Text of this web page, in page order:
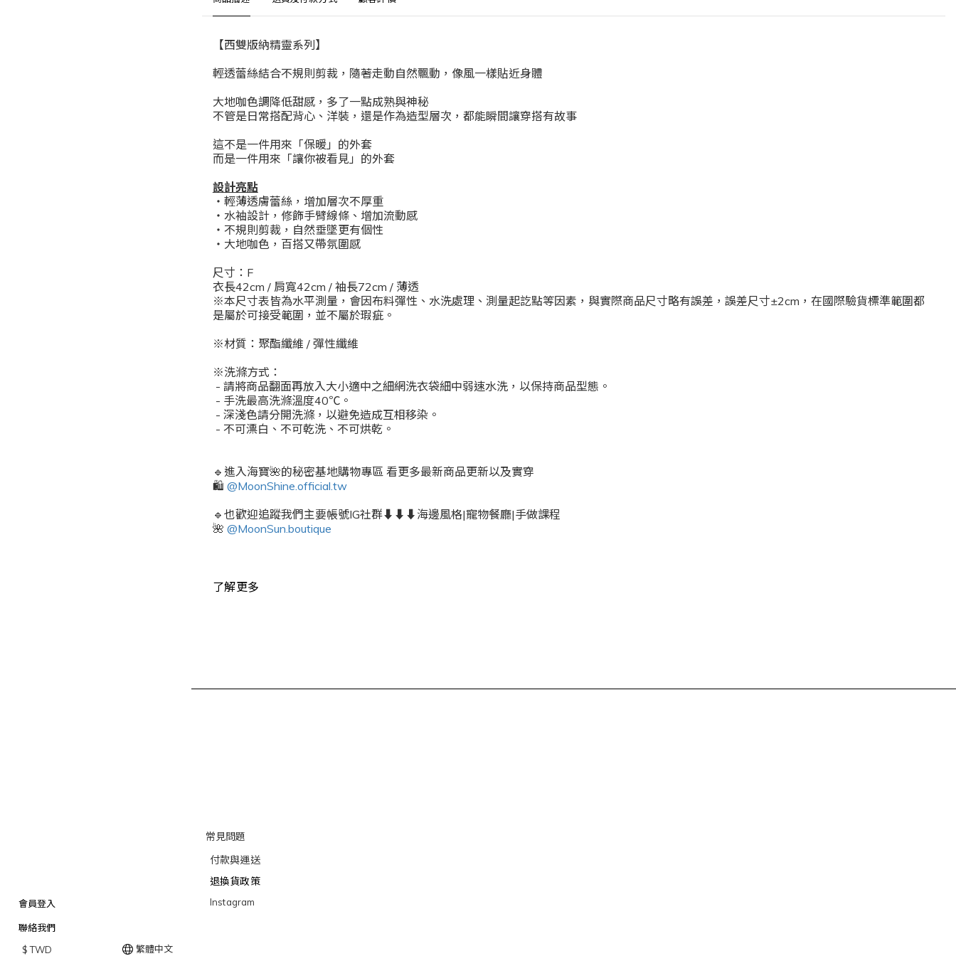
會員登入
聯絡我們
$ TWD 繁體中文
【西雙版納精靈系列】
輕透蕾絲結合不規則剪裁，隨著走動自然飄動，像風一樣貼近身體
大地咖色調降低甜感，多了一點成熟與神秘
不管是日常搭配背心、洋裝，還是作為造型層次，都能瞬間讓穿搭有故事
這不是一件用來「保暖」的外套
而是一件用來「讓你被看見」的外套
設計亮點
・輕薄透膚蕾絲，增加層次不厚重
・水袖設計，修飾手臂線條、增加流動感
・不規則剪裁，自然垂墜更有個性
・大地咖色，百搭又帶氛圍感
尺寸：F
衣長42cm / 肩寬42cm / 袖長72cm / 薄透
※本尺寸表皆為水平測量，會因布料彈性、水洗處理、測量起訖點等因素，與實際商品尺寸略有誤差，誤差尺寸±2cm，在國際驗貨標準範圍都
是屬於可接受範圍，並不屬於瑕疵。
※材質：聚酯纖維 / 彈性纖維
※洗滌方式：
- 請將商品翻面再放入大小適中之細網洗衣袋細中弱速水洗，以保持商品型態。
- 手洗最高洗滌溫度40℃。
- 深淺色請分開洗滌，以避免造成互相移染。
- 不可漂白、不可乾洗、不可烘乾。
🔹進入海寶🌺的秘密基地購物專區 看更多最新商品更新以及實穿
🛍️ @MoonShine.official.tw
🔹也歡迎追蹤我們主要帳號IG社群⬇️⬇️⬇️海邊風格|寵物餐廳|手做課程
🌺 @MoonSun.boutique
了解更多
常見問題
付款與運送
退換貨政策
Instagram